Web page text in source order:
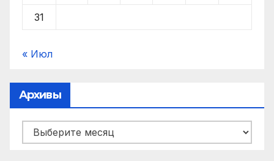
31
« Июл
Архивы
Архивы